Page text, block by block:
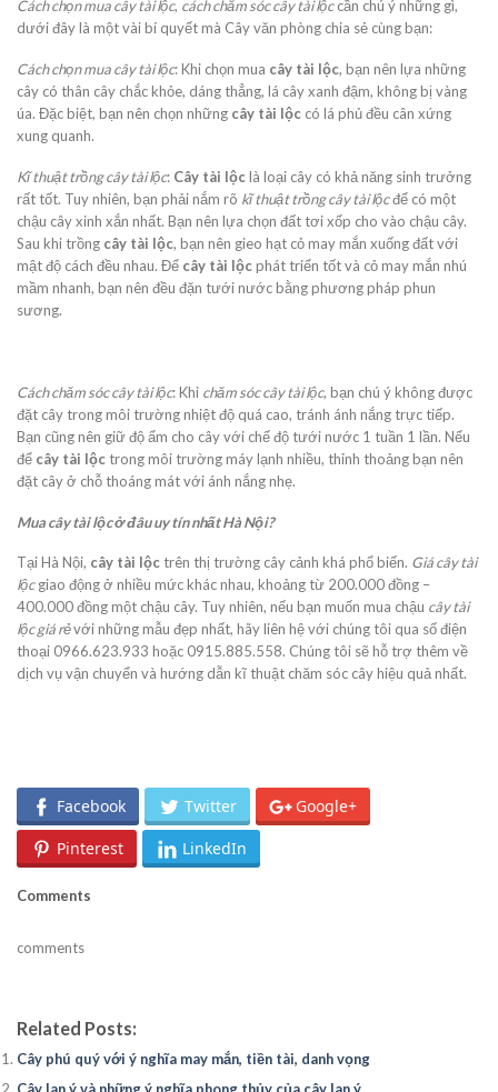
Cách chọn mua cây tài lộc, cách chăm sóc cây tài lộccần chú ý những gì,
dưới đây là một vài bí quyết mà Cây văn phòng chia sẻ cùng bạn:
Cách chọn mua cây tài lộc: Khi chọn mua cây tài lộc, bạn nên lựa những
cây có thân cây chắc khỏe, dáng thẳng, lá cây xanh đậm, không bị vàng
úa. Đặc biệt, bạn nên chọn những cây tài lộc có lá phủ đều cân xứng
xung quanh.
Kĩ thuật trồng cây tài lộc: Cây tài lộclà loại cây có khả năng sinh trưởng
rất tốt. Tuy nhiên, bạn phải nắm rõ kĩ thuật trồng cây tài lộcđể có một
chậu cây xinh xắn nhất. Bạn nên lựa chọn đất tơi xốp cho vào chậu cây.
Sau khi trồng cây tài lộc, bạn nên gieo hạt cỏ may mắn xuống đất với
mật độ cách đều nhau. Để cây tài lộcphát triển tốt và cỏ may mắn nhú
mầm nhanh, bạn nên đều đặn tưới nước bằng phương pháp phun
sương.
Cách chăm sóc cây tài lộc: Khi chăm sóc cây tài lộc, bạn chú ý không được
đặt cây trong môi trường nhiệt độ quá cao, tránh ánh nắng trực tiếp.
Bạn cũng nên giữ độ ẩm cho cây với chế độ tưới nước 1 tuần 1 lần. Nếu
để cây tài lộctrong môi trường máy lạnh nhiều, thỉnh thoảng bạn nên
đặt cây ở chỗ thoáng mát với ánh nắng nhẹ.
Mua cây tài lộc ở đâu uy tín nhất Hà Nội?
Tại Hà Nội, cây tài lộctrên thị trường cây cảnh khá phổ biến. Giá cây tài
lộcgiao động ở nhiều mức khác nhau, khoảng từ 200.000 đồng –
400.000 đồng một chậu cây. Tuy nhiên, nếu bạn muốn mua chậu cây tài
lộc giá rẻvới những mẫu đẹp nhất, hãy liên hệ với chúng tôi qua số điện
thoại 0966.623.933 hoặc 0915.885.558. Chúng tôi sẽ hỗ trợ thêm về
dịch vụ vận chuyển và hướng dẫn kĩ thuật chăm sóc cây hiệu quả nhất.
Facebook Twitter Google+
Pinterest LinkedIn
Comments
comments
Related Posts:
Cây phú quý với ý nghĩa may mắn, tiền tài, danh vọng